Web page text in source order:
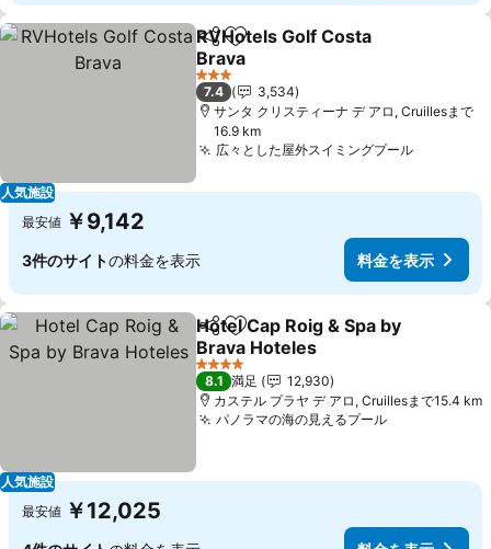
人気施設
シェアお気に入りに追加
RVHotels Golf Costa
Brava
料金を表示
3 ホテルのランク
7.4
3,534
サンタ クリスティーナ デ アロ, Cruillesまで
16.9 km
広々とした屋外スイミングプール料金を表
最安値 ￥9,142
3件のサイトの料金を表示 料金を表示
人気施設
シェアお気に入りに追加
Hotel Cap Roig & Spa by
Brava Hoteles
料金を表示
4 ホテルのランク
8.1 満足
12,930
カステル プラヤ デ アロ, Cruillesまで15.4 km
パノラマの海の見えるプール料金を表示
最安値 ￥12,025